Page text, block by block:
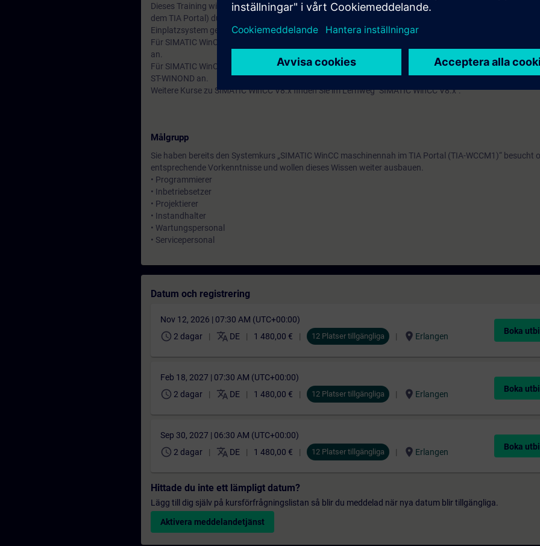
Dieses Training wird auf der Basis SIMATIC WinCC Comfort und SIMATIC WinCC Advanced (beide
dem TIA Portal) durchgeführt. In dem Kurs wird mit einem Comfort Panel und einem Runtime Advanced
Einplatzsystem gearbeitet, die zu einer SIMATIC S7-1500 kommunizieren.
Für SIMATIC WinCC Professional (SCADA System basierend auf TIA Portal) bieten wir Ihnen den
an.
Für SIMATIC WinCC V8.x (SCADA System) bieten wir Ihnen den Systemkurs ST-BWINCCS und
ST-WINOND an.
Weitere Kurse zu SIMATIC WinCC V8.x finden Sie im Lernweg "SIMATIC WinCC V8.x".
Målgrupp
Sie haben bereits den Systemkurs „SIMATIC WinCC maschinennah im TIA Portal (TIA-WCCM1)“ besucht
entsprechende Vorkenntnisse und wollen dieses Wissen weiter ausbauen.
• Programmierer
• Inbetriebsetzer
• Projektierer
• Instandhalter
• Wartungspersonal
• Servicepersonal
Datum och registrering
Nov 12, 2026 | 07:30 AM (UTC+00:00)
schedule 2 dagar translate DE 1 480,00 € 12 Platser tillgängliga location_on Erlangen
Boka
Feb 18, 2027 | 07:30 AM (UTC+00:00)
schedule 2 dagar translate DE 1 480,00 € 12 Platser tillgängliga location_on Erlangen
Boka
Sep 30, 2027 | 06:30 AM (UTC+00:00)
schedule 2 dagar translate DE 1 480,00 € 12 Platser tillgängliga location_on Erlangen
Boka
Hittade du inte ett lämpligt datum?
Lägg till dig själv på kursförfrågningslistan så blir du meddelad när nya datum blir tillgängliga.
Aktivera meddelandetjänst